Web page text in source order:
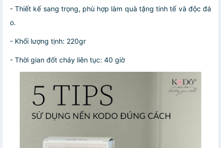
- Thiết kế sang trọng, phù hợp làm quà tặng tinh tế và độc đá
o.
- Khối lượng tịnh: 220gr
- Thời gian đốt cháy liên tục: 40 giờ